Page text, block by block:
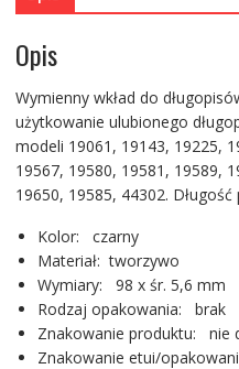
Opis
Wymienny wkład do
użytkowanie ulubionego
modeli 19061, 19143, 19225,
19567, 19580, 19581, 19589,
19650, 19585, 44302. Długość
Kolor: czarny
Materiał: tworzywo
Wymiary: 98 x śr. 5,6 mm
Rodzaj opakowania: brak
Znakowanie produktu: nie
Znakowanie etui/